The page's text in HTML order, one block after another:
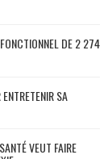
DE 2 274
SA
VEUT FAIRE